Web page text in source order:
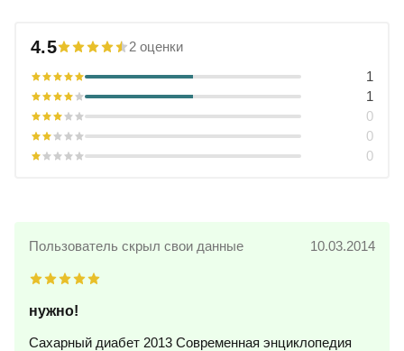
4.5 2 оценки
0
0
0
1
1
Пользователь скрыл свои данные 10.03.2014
нужно!
Сахарный диабет 2013 Современная энциклопедия